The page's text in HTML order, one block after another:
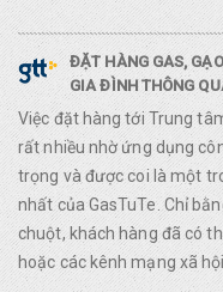
ĐẶT HÀNG GAS,
GIA ĐÌNH THÔNG
Việc đặt hàng tới Trung
rất nhiều nhờ ứng dụng
trọng và được coi là một
nhất của GasTuTe. Chỉ
chuột, khách hàng đã có
hoặc các kênh mạng xã hội